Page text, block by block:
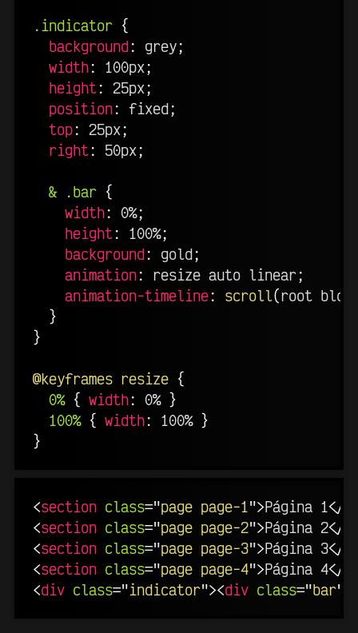
.indicator {
background: grey;
width: 100px;
height: 25px;
position: fixed;
top: 25px;
right: 50px;
& .bar {
width: 0%;
height: 100%;
background: gold;
animation: resize auto linear;
animation-timeline: scroll(root
}
}
@keyframes resize {
0% { width: 0% }
100% { width: 100% }
}
<section class="page page-1">Página 1</
<section class="page page-2">Página 2</
<section class="page page-3">Página 3</
<section class="page page-4">Página 4</
<div class="indicator"><div class="bar"